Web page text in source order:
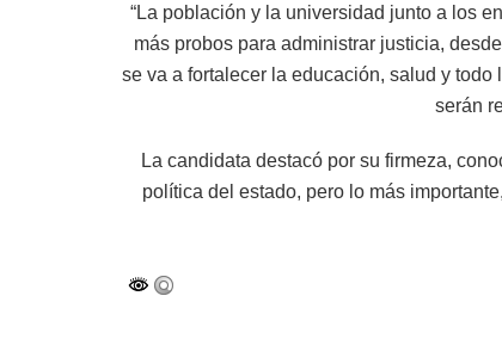
“La población y la universidad junto a los
más probos para administrar justicia,
se va a fortalecer la educación, salud y
serán
La candidata destacó por su firmeza,
política del estado, pero lo más